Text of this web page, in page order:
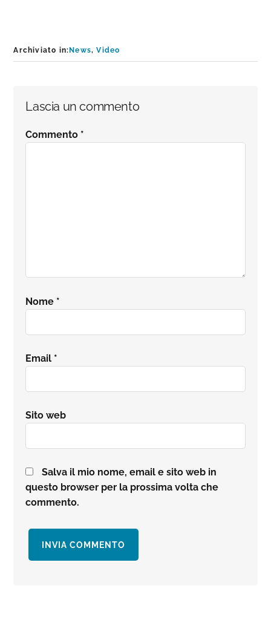
Archiviato in: News,Video
Interazioni
del
Lascia un commento
Commento *
Nome *
Email *
Sito web
Salva il mio nome, email e sito web in
questo browser per la prossima volta che
commento.